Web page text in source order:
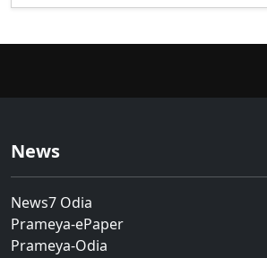
News
News7 Odia
Prameya-ePaper
Prameya-Odia